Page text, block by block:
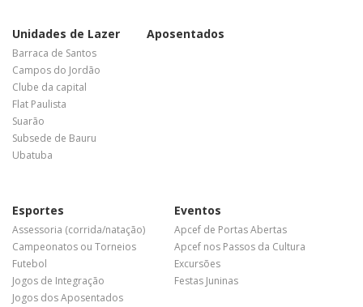
Unidades de Lazer
Barraca de Santos
Campos do Jordão
Clube da capital
Flat Paulista
Suarão
Subsede de Bauru
Ubatuba
Aposentados
Esportes
Assessoria (corrida/natação)
Campeonatos ou Torneios
Futebol
Jogos de Integração
Jogos dos Aposentados
Eventos
Apcef de Portas Abertas
Apcef nos Passos da Cultura
Excursões
Festas Juninas